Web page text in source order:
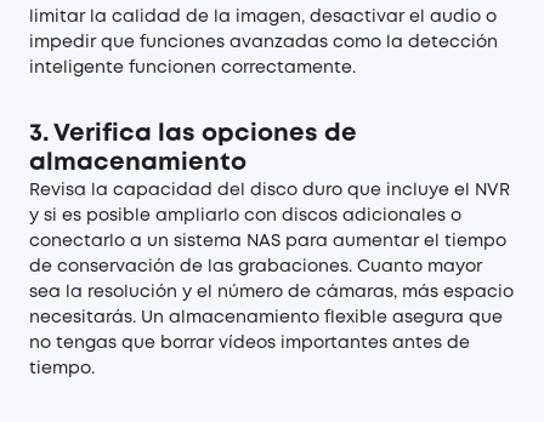
limitar la calidad de la imagen, desactivar el audio o
impedir que funciones avanzadas como la detección
inteligente funcionen correctamente.
3. Verifica las opciones de
almacenamiento
Revisa la capacidad del disco duro que incluye el NVR
y si es posible ampliarlo con discos adicionales o
conectarlo a un sistema NAS para aumentar el tiempo
de conservación de las grabaciones. Cuanto mayor
sea la resolución y el número de cámaras, más espacio
necesitarás. Un almacenamiento flexible asegura que
no tengas que borrar vídeos importantes antes de
tiempo.